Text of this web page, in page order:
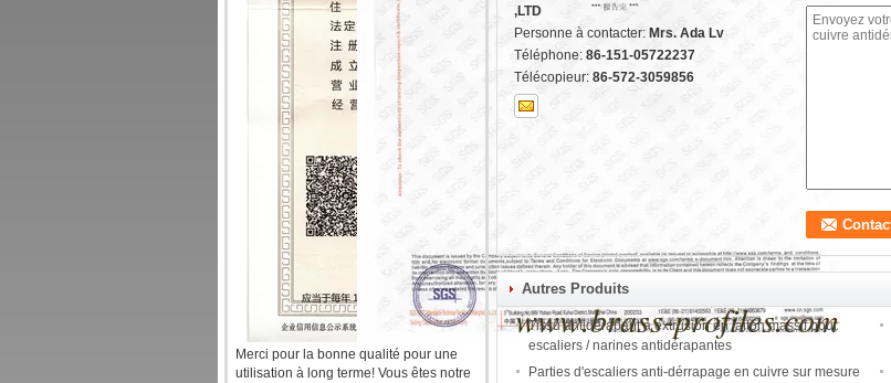
Merci pour la bonne qualité pour une
utilisation à long terme! Vous êtes notre
,LTD
Personne à contacter: Mrs. Ada Lv
Téléphone: 86-151-05722237
Télécopieur: 86-572-3059856
Autres Produits
Tissu antidérapant à extrusion en laiton massif pour
escaliers / narines antidérapantes
Parties d'escaliers anti-dérrapage en cuivre sur mesure